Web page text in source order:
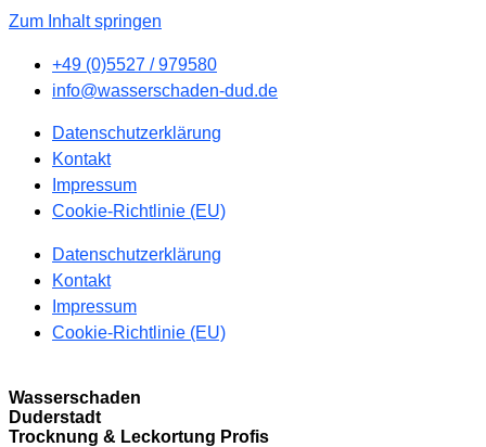
Zum Inhalt springen
+49 (0)5527 / 979580
info@wasserschaden-dud.de
Datenschutzerklärung
Kontakt
Impressum
Cookie-Richtlinie (EU)
Datenschutzerklärung
Kontakt
Impressum
Cookie-Richtlinie (EU)
Wasserschaden
Duderstadt
Trocknung & Leckortung Profis